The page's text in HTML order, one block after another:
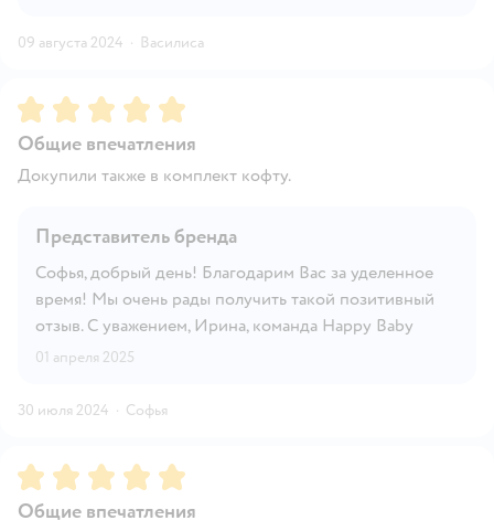
09 августа 2024 · Василиса
Рейтинг:5
Общие впечатления
Докупили также в комплект кофту.
Представитель бренда
Софья, добрый день! Благодарим Вас за уделенное
время! Мы очень рады получить такой позитивный
отзыв. С уважением, Ирина, команда Happy Baby
01 апреля 2025
30 июля 2024 · Софья
Рейтинг:5
Общие впечатления